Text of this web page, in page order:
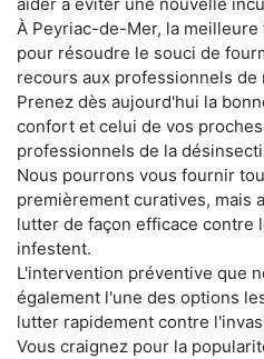
aider à éviter une nouvelle
À Peyriac-de-Mer, la
pour résoudre le souci de
recours aux professionnels de
Prenez dès aujourd'hui la
confort et celui de vos
professionnels de la
Nous pourrons vous fournir
premièrement curatives, mais
lutter de façon efficace contre
infestent.
L'intervention préventive que
également l'une des options
lutter rapidement contre
Vous craignez pour la